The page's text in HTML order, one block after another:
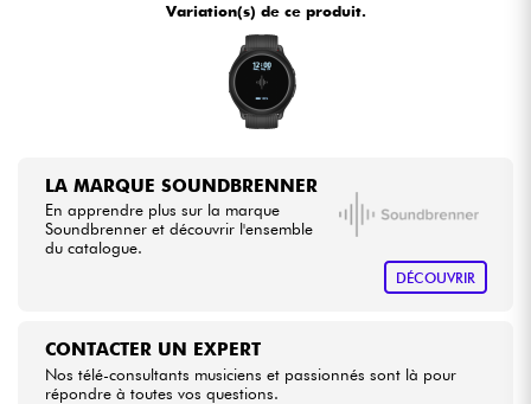
Voir nos marques
Variation(s) de ce produit.
LA MARQUE SOUNDBRENNER
En apprendre plus sur la marque
Soundbrenner et découvrir l'ensemble
du catalogue.
DÉCOUVRIR
CONTACTER UN EXPERT
Nos télé-consultants musiciens et passionnés sont là pour
répondre à toutes vos questions.